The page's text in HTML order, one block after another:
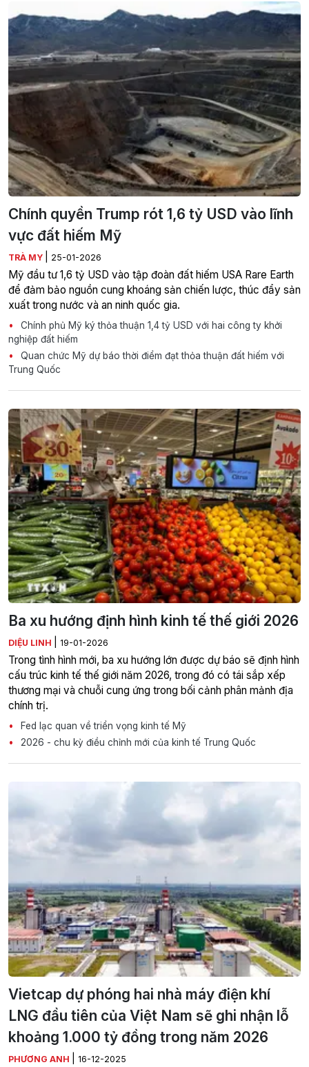
Chính quyền Trump rót 1,6 tỷ USD vào lĩnh
vực đất hiếm Mỹ
TRÀ MY 25-01-2026
Mỹ đầu tư 1,6 tỷ USD vào tập đoàn đất hiếm USA Rare Earth
để đảm bảo nguồn cung khoáng sản chiến lược, thúc đẩy sản
xuất trong nước và an ninh quốc gia.
Chính phủ Mỹ ký thỏa thuận 1,4 tỷ USD với hai công ty khởi
nghiệp đất hiếm
Quan chức Mỹ dự báo thời điểm đạt thỏa thuận đất hiếm với
Trung Quốc
Ba xu hướng định hình kinh tế thế giới 2026
DIỆU LINH 19-01-2026
Trong tình hình mới, ba xu hướng lớn được dự báo sẽ định hình
cấu trúc kinh tế thế giới năm 2026, trong đó có tái sắp xếp
thương mại và chuỗi cung ứng trong bối cảnh phân mảnh địa
chính trị.
Fed lạc quan về triển vọng kinh tế Mỹ
2026 - chu kỳ điều chỉnh mới của kinh tế Trung Quốc
Vietcap dự phóng hai nhà máy điện khí
LNG đầu tiên của Việt Nam sẽ ghi nhận lỗ
khoảng 1.000 tỷ đồng trong năm 2026
PHƯƠNG ANH 16-12-2025